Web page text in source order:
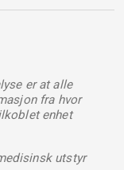
er at alle
fra hvor
enhet
utstyr